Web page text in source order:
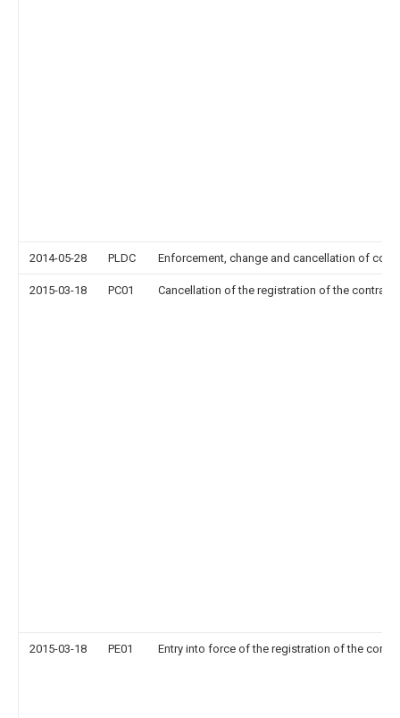
2014-05-28 PLDC Enforcement, change and cancellation of
2015-03-18 PC01 Cancellation of the registration of the
2015-03-18 PE01 Entry into force of the registration of the